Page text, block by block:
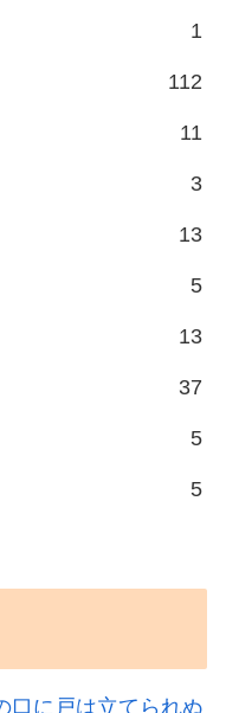
1
112
11
3
13
5
13
37
5
5
口に戸は立てられぬ